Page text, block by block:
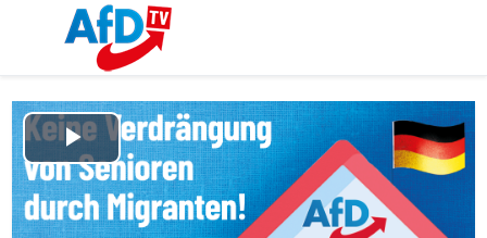
Play
Video